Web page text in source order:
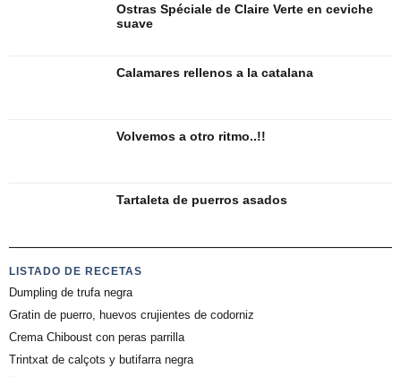
Ostras Spéciale de Claire Verte en ceviche
suave
Calamares rellenos a la catalana
Volvemos a otro ritmo..!!
Tartaleta de puerros asados
LISTADO DE RECETAS
Dumpling de trufa negra
Gratin de puerro, huevos crujientes de codorniz
Crema Chiboust con peras parrilla
Trintxat de calçots y butifarra negra